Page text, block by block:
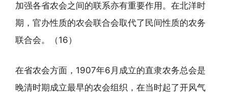
加强各省农会之间的联系亦有重要作用。在北洋时
期，官办性质的农会联合会取代了民间性质的农务
联合会。（16）
在省农会方面，1907年6月成立的直隶农务总会是
晚清时期成立最早的农会组织，在当时起了开风气